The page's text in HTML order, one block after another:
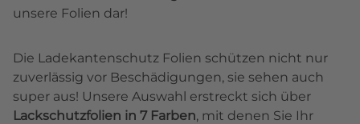
unsere Folien dar!
Die Ladekantenschutz Folien schützen nicht nur
zuverlässig vor Beschädigungen, sie sehen auch
super aus! Unsere Auswahl erstreckt sich über
Lackschutzfolien in 7 Farben, mit denen Sie Ihr